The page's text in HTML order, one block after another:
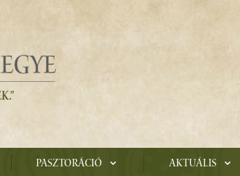
Pasztoráció Aktuális